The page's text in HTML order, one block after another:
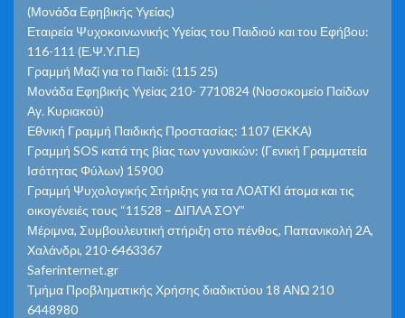
(Μονάδα Εφηβικής Υγείας)
Εταιρεία Ψυχοκοινωνικής Υγείας του Παιδιού και του Εφήβου:
116-111 (Ε.Ψ.Υ.Π.Ε)
Γραμμή Μαζί για το Παιδί: (115 25)
Μονάδα Εφηβικής Υγείας 210- 7710824 (Νοσοκομείο Παίδων
Αγ. Κυριακού)
Εθνική Γραμμή Παιδικής Προστασίας: 1107 (ΕΚΚΑ)
Γραμμή SOS κατά της βίας των γυναικών: (Γενική Γραμματεία
Ισότητας Φύλων) 15900
Γραμμή Ψυχολογικής Στήριξης για τα ΛΟΑΤΚΙ άτομα και τις
οικογένειές τους “11528 – ΔΙΠΛΑ ΣΟΥ”
Μέριμνα, Συμβουλευτική στήριξη στο πένθος, Παπανικολή 2Α,
Χαλάνδρι, 210-6463367
Saferinternet.gr
Τμήμα Προβληματικής Χρήσης διαδικτύου 18 ΑΝΩ 210
6448980